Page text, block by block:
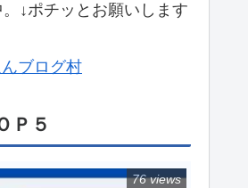
↓ポチッとお願いします
ブログ村
Ｐ５
76 views